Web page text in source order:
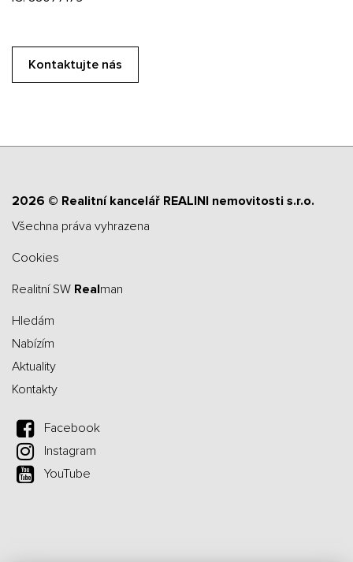
Kontaktujte nás
2026 © Realitní kancelář REALINI nemovitosti s.r.o.
všechna práva vyhrazena
Cookies
Realitní SW Realman
Hledám
Nabízím
Aktuality
Kontakty
Facebook
Instagram
YouTube